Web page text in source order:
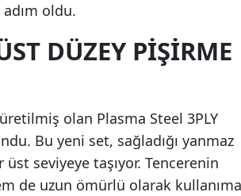
oldu.
DÜZEY PIŞIRME
olan Plasma Steel 3PLY
Bu yeni set, sağladığı yanmaz
seviyeye taşıyor. Tencerenin
de uzun ömürlü olarak kullanıma